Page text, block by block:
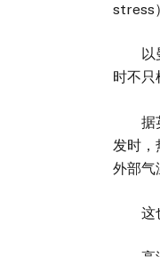
stress
以曼
时不只
据英
发时，
外部气
这也